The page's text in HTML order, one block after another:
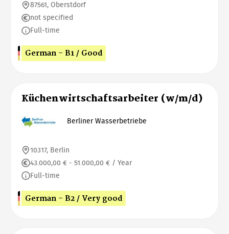
87561, Oberstdorf
not specified
Full-time
German - B1 / Good
Küchenwirtschaftsarbeiter (w/m/d)
Berliner Wasserbetriebe
10317, Berlin
43.000,00 € - 51.000,00 € / Year
Full-time
German - B2 / Very good